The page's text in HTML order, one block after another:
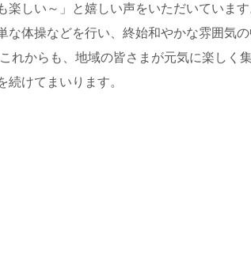
楽しい～」と嬉しい声をいただいていま
な体操などを行い、終始和やかな雰囲気
れからも、地域の皆さまが元気に楽しく
続けてまいります。